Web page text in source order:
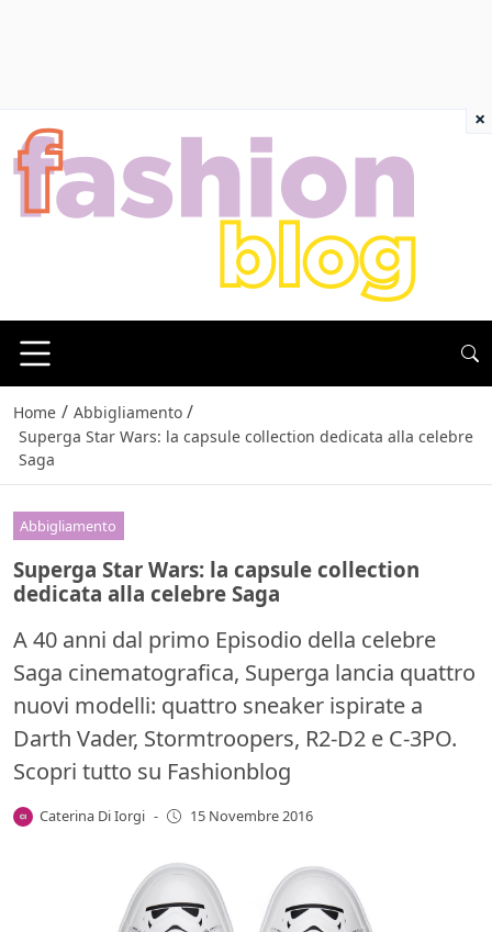
Home / Abbigliamento /
Superga Star Wars: la capsule collection dedicata alla celebre
Saga
Abbigliamento
Superga Star Wars: la capsule collection
dedicata alla celebre Saga
A 40 anni dal primo Episodio della celebre
Saga cinematografica, Superga lancia quattro
nuovi modelli: quattro sneaker ispirate a
Darth Vader, Stormtroopers, R2-D2 e C-3PO.
Scopri tutto su Fashionblog
Caterina Di Iorgi - 15 Novembre 2016
×